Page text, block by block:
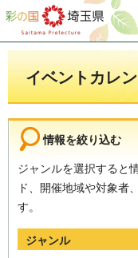
彩の国 埼玉県
イベントカレ
情報を絞り込む
ジャンルを選択すると
ド、開催地域や対象者
す。
ジャンル